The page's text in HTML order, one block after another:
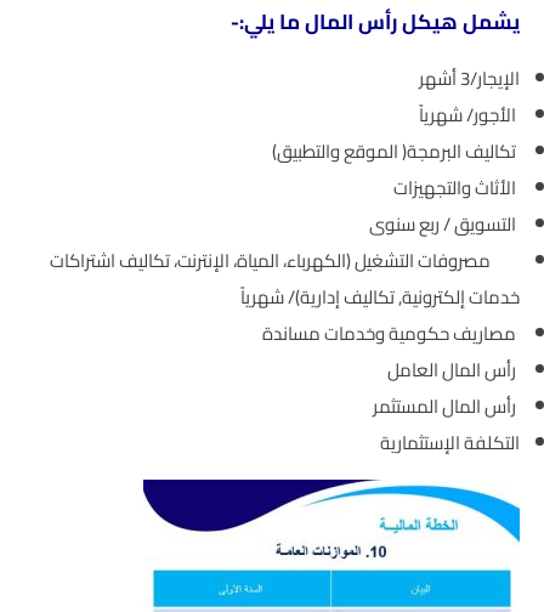
يشمل هيكل رأس المال ما يلي:-
الإيجار/3 أشهر
الأجور/ شهرياً
تكاليف البرمجة( الموقع والتطبيق)
الأثاث والتجهيزات
التسويق / ربع سنوى
مصروفات التشغيل (الكهرباء، المياة، الإنترنت، تكاليف اشتراكات
خدمات إلكترونية, تكاليف إدارية)/ شهرياً
مصاريف حكومية وخدمات مساندة
رأس المال العامل
رأس المال المستثمر
التكلفة الإستثمارية